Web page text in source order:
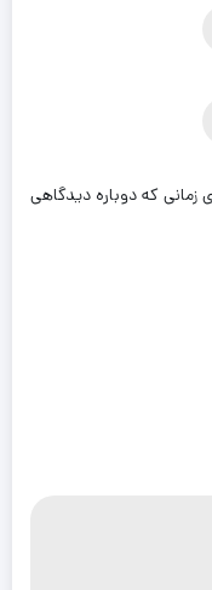
زمانی که دوباره دیدگاهی